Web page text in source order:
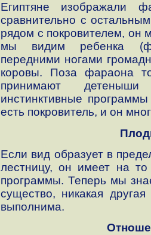
Египтяне изображали
сравнительно с
рядом с покровителем, он
мы видим ребенка
передними ногами
коровы. Поза фараона
принимают
инстинктивные
есть покровитель, и он
Если вид образует в
лестницу, он имеет на то
программы. Теперь мы
существо, никакая
выполнима.